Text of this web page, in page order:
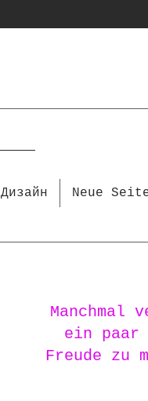
Дизайн Neue
Manchmal
ein paar
Freude zu